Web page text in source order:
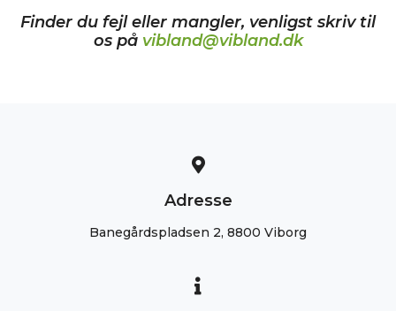
Finder du fejl eller mangler, venligst skriv til
os på vibland@vibland.dk
Adresse
Banegårdspladsen 2, 8800 Viborg